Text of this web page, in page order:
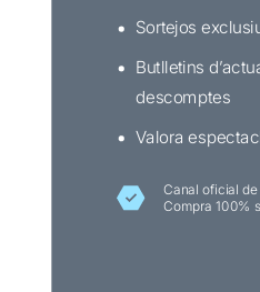
Sortejos
Butlletins
descomptes
Valora
Canal oficial
Compra 100%